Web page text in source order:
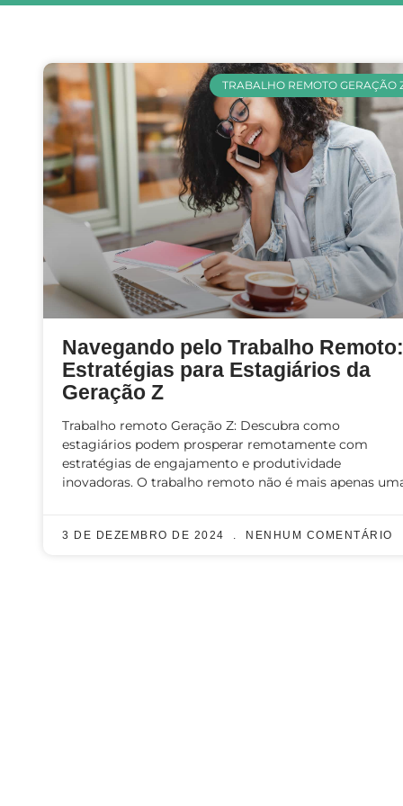
TRABALHO REMOTO GERAÇÃO
Navegando pelo Trabalho Remoto:
Estratégias para Estagiários da
Geração Z
Trabalho remoto Geração Z: Descubra como
estagiários podem prosperar remotamente com
estratégias de engajamento e produtividade
inovadoras. O trabalho remoto não é mais apenas
3 DE DEZEMBRO DE 2024 NENHUM COMENTÁRIO